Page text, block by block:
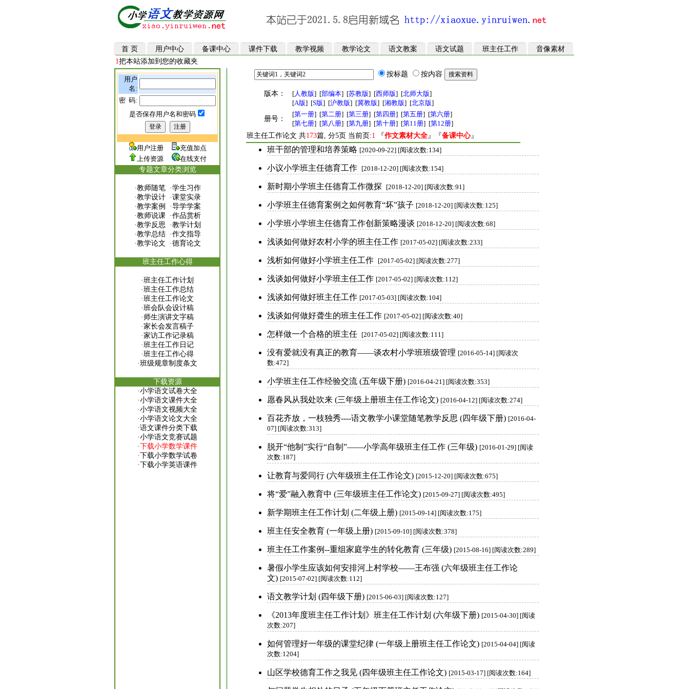
首 页 用户中心 备课中心 课件下载 教学视频 教学论文 语文教案 语文试题 班主任工作
音像素材
1把本站添加到您的收藏夹
用户
名:
密 码:
是否保存用户名和密码
用户注册
充值加点
上传资源
在线支付
专题文章分类浏览
·教师随笔·学生习作
·教学设计·课堂实录
·教学案例 ·导学学案
·教师说课·作品赏析
·教学反思 ·教学计划
·教学总结·作文指导
·教学论文 ·德育论文
班主任工作心得
·班主任工作计划
·班主任工作总结
·班主任工作论文
·班会队会设计稿
· 师生演讲文字稿
·家长会发言稿子
·家访工作记录稿
·班主任工作日记
·班主任工作心得
·班级规章制度条文
下载资源
·小学语文试卷大全
·小学语文课件大全
·小学语文视频大全
·小学语文论文大全
·语文课件分类下载
·小学语文竞赛试题
·下载小学数学课件
·下载小学数学试卷
·下载小学英语课件
按标题 按内容
版本： [人教版] [部编本] [苏教版] [西师版] [北师大版]
[A版] [S版] [沪教版] [冀教版] [湘教版] [北京版]
册号：
[第一册] [第二册] [第三册] [第四册] [第五册] [第六册]
[第七册] [第八册] [第九册] [第十册] [第11册] [第12册]
班主任工作论文 共173篇, 分5页 当前页:1 『作文素材大全』『备课中心』
班干部的管理和培养策略 [2020-09-22] [阅读次数:134]
小议小学班主任德育工作 [2018-12-20] [阅读次数:154]
新时期小学班主任德育工作微探 [2018-12-20] [阅读次数:91]
小学班主任德育案例之如何教育“坏”孩子 [2018-12-20] [阅读次数:125]
小学班小学班主任德育工作创新策略漫谈 [2018-12-20] [阅读次数:68]
浅谈如何做好农村小学的班主任工作 [2017-05-02] [阅读次数:233]
浅析如何做好小学班主任工作 [2017-05-02] [阅读次数:277]
浅谈如何做好小学班主任工作 [2017-05-02] [阅读次数:112]
浅谈如何做好班主任工作 [2017-05-03] [阅读次数:104]
浅谈如何做好聋生的班主任工作 [2017-05-02] [阅读次数:40]
怎样做一个合格的班主任 [2017-05-02] [阅读次数:111]
没有爱就没有真正的教育——谈农村小学班班级管理 [2016-05-14] [阅读次
数:472]
小学班主任工作经验交流 (五年级下册) [2016-04-21] [阅读次数:353]
愿春风从我处吹来 (三年级上册班主任工作论文) [2016-04-12] [阅读次数:274]
百花齐放，一枝独秀----语文教学小课堂随笔教学反思 (四年级下册) [2016-04-
07] [阅读次数:313]
脱开“他制”实行“自制”——小学高年级班主任工作 (三年级) [2016-01-29] [阅读
次数:187]
让教育与爱同行 (六年级班主任工作论文) [2015-12-20] [阅读次数:675]
将“爱”融入教育中 (三年级班主任工作论文) [2015-09-27] [阅读次数:495]
新学期班主任工作计划 (二年级上册) [2015-09-14] [阅读次数:175]
班主任安全教育 (一年级上册) [2015-09-10] [阅读次数:378]
班主任工作案例--重组家庭学生的转化教育 (三年级) [2015-08-16] [阅读次数:289]
暑假小学生应该如何安排河上村学校——王布强 (六年级班主任工作论
文) [2015-07-02] [阅读次数:112]
语文教学计划 (四年级下册) [2015-06-03] [阅读次数:127]
《2013年度班主任工作计划》班主任工作计划 (六年级下册) [2015-04-30] [阅读
次数:207]
如何管理好一年级的课堂纪律 (一年级上册班主任工作论文) [2015-04-04] [阅读
次数:1204]
山区学校德育工作之我见 (四年级班主任工作论文) [2015-03-17] [阅读次数:164]